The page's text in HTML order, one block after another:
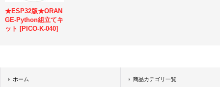
★ESP32版★ORAN
GE-Python組立てキ
ット [PICO-K-040]
ホーム 商品カテゴリ一覧